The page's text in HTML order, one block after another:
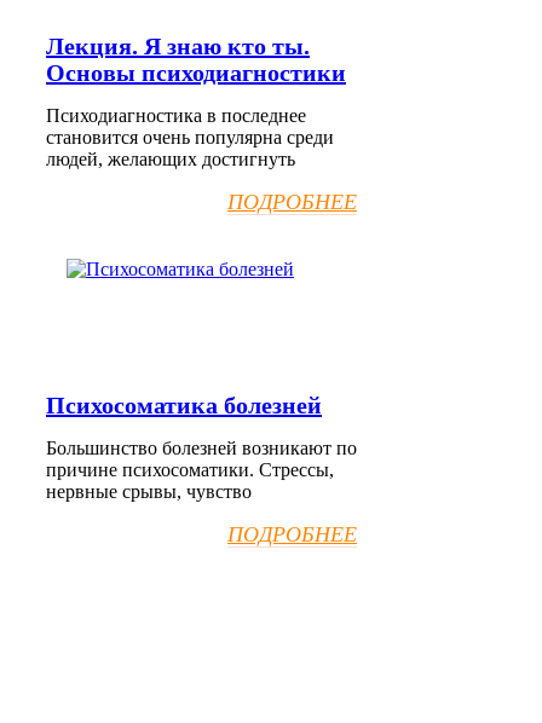
Лекция. Я знаю кто ты.
Основы психодиагностики
Психодиагностика в последнее
становится очень популярна среди
людей, желающих достигнуть
ПОДРОБНЕЕ
Психосоматика болезней
Большинство болезней возникают по
причине психосоматики. Стрессы,
нервные срывы, чувство
ПОДРОБНЕЕ